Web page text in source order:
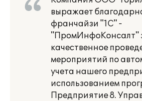
выражает
франчайзи "1С" -
"ПромИнфоКонсалт"
качественное
мероприятий по
учета нашего
использованием
Предприятие 8.